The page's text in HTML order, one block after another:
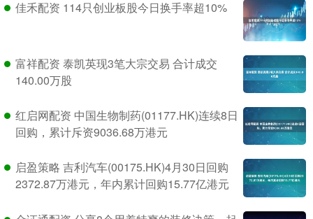
佳禾配资 114只创业板股今日换手率超10%
富祥配资 泰凯英现3笔大宗交易 合计成交
140.00万股
红启网配资 中国生物制药(01177.HK)连续8日
回购，累计斥资9036.68万港元
启盈策略 吉利汽车(00175.HK)4月30日回购
2372.87万港元，年内累计回购15.77亿港元